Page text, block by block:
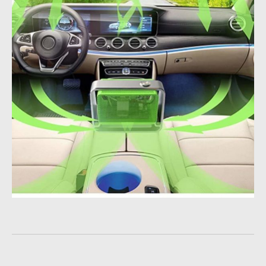
ŠTEVEC
DACIA
MULTIMEDIJA
FIAT
MULTIMEDIJA
ABS
MULTIMEDIJA
HONDA